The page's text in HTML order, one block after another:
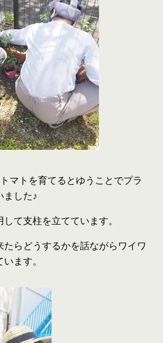
マトを育てるとゆうことでプラ
ました♪
て支柱を立てています。
たらどうするかを話ながらワイワ
ます。